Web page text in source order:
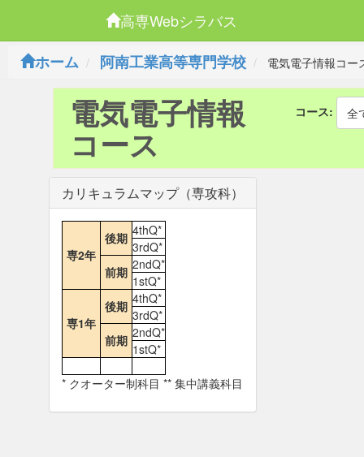
高専Webシラバス
ホーム
阿南工業高等専門学校 電気電子情報コー
電気電子情報
コース
コース: 全
カリキュラムマップ（専攻科）
専2年
後期 4thQ*
3rdQ*
前期 2ndQ*
1stQ*
専1年
後期 4thQ*
3rdQ*
前期 2ndQ*
1stQ*
* クオーター制科目 ** 集中講義科目